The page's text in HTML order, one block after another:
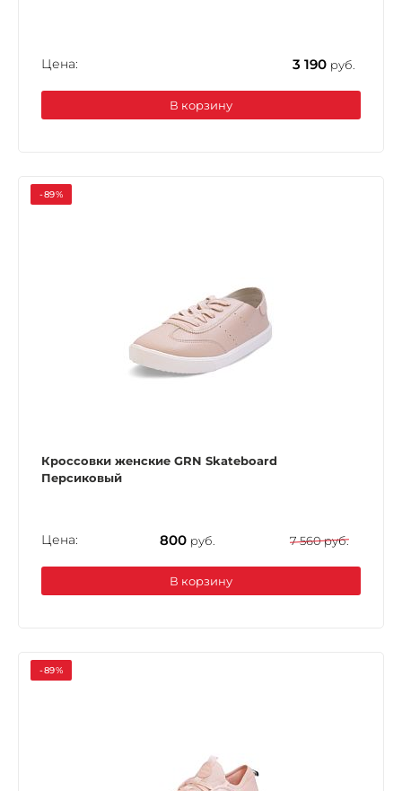
Цена: 3 190 руб.
В корзину
-89%
Кроссовки женские GRN Skateboard
Персиковый
Цена: 800 руб. 7 560 руб.
В корзину
-89%